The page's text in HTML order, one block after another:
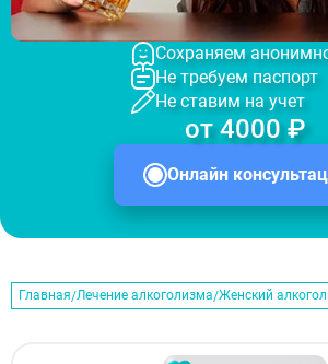
Сохраняем
Не требуем паспорт
Не ставим на учет
Онлайн
от 4000 ₽
Главная Лечение алкоголизма Женский